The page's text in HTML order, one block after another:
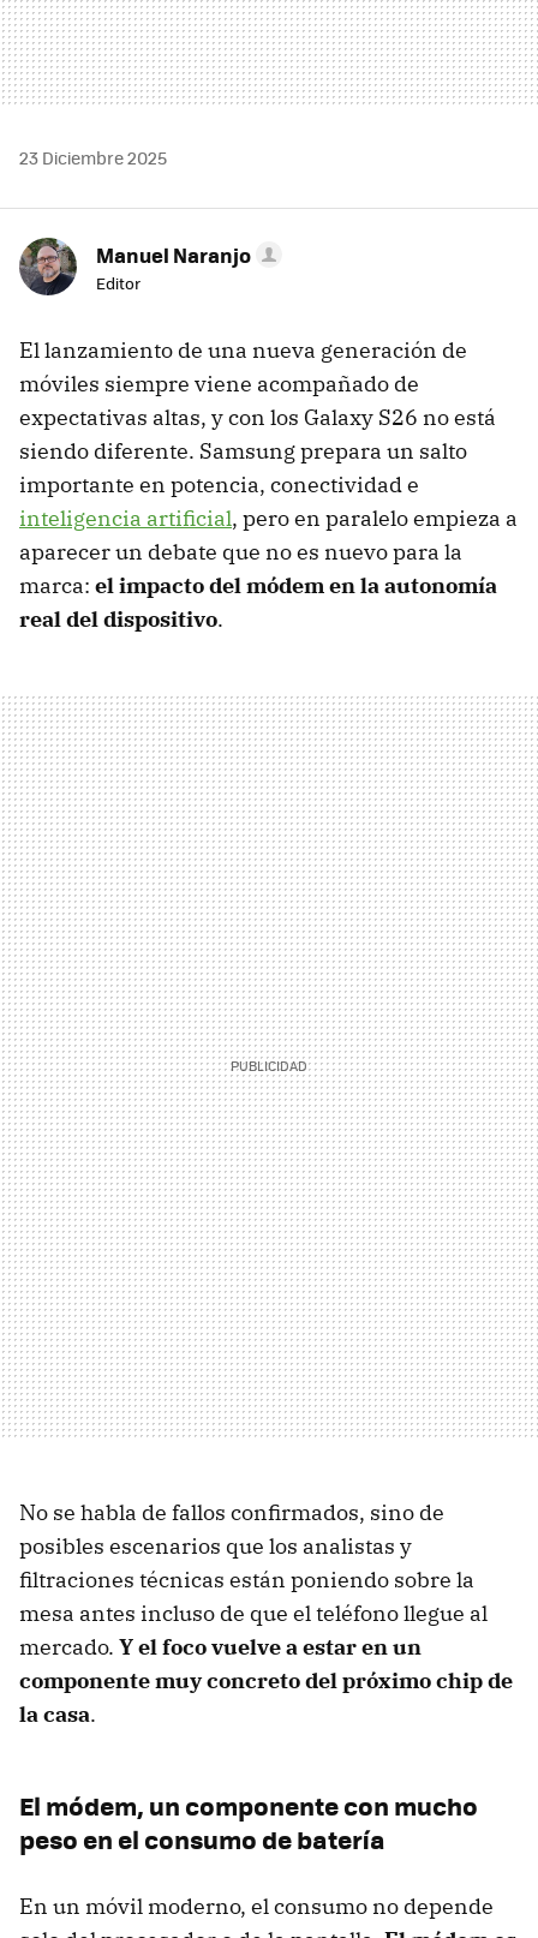
23 Diciembre 2025
Manuel Naranjo
Editor
El lanzamiento de una nueva generación de
móviles siempre viene acompañado de
expectativas altas, y con los Galaxy S26 no está
siendo diferente. Samsung prepara un salto
importante en potencia, conectividad e
inteligencia artificial, pero en paralelo empieza a
aparecer un debate que no es nuevo para la
marca: el impacto del módem en la autonomía
real del dispositivo.
No se habla de fallos confirmados, sino de
posibles escenarios que los analistas y
filtraciones técnicas están poniendo sobre la
mesa antes incluso de que el teléfono llegue al
mercado. Y el foco vuelve a estar en un
componente muy concreto del próximo chip de
la casa.
El módem, un componente con mucho
peso en el consumo de batería
En un móvil moderno, el consumo no depende